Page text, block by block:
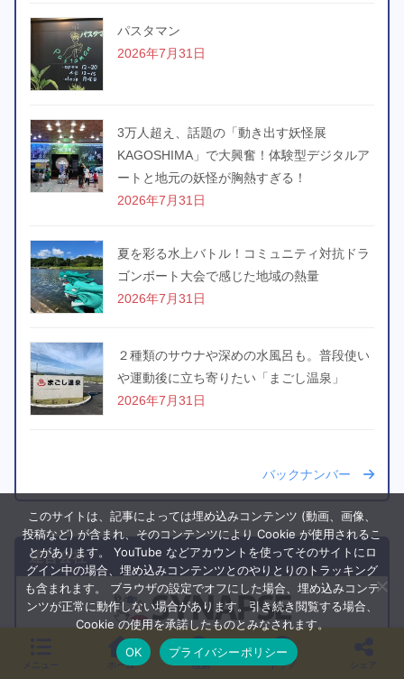
パスタマン
2026年7月31日
3万人超え、話題の「動き出す妖怪展
KAGOSHIMA」で大興奮！体験型デジタルア
ートと地元の妖怪が胸熱すぎる！
2026年7月31日
夏を彩る水上バトル！コミュニティ対抗ドラ
ゴンボート大会で感じた地域の熱量
2026年7月31日
２種類のサウナや深めの水風呂も。普段使い
や運動後に立ち寄りたい「まごし温泉」
2026年7月31日
バックナンバー
運営会社
カゴシマガジンはシナプスが運営しています
ホーム 検索 トップ
このサイトは、記事によっては埋め込みコンテンツ (動画、画像、
投稿など) が含まれ、そのコンテンツにより Cookie が使用されるこ
とがあります。 YouTube などアカウントを使ってそのサイトにロ
グイン中の場合、埋め込みコンテンツとのやりとりのトラッキング
も含まれます。 ブラウザの設定でオフにした場合、埋め込みコンテ
ンツが正常に動作しない場合があります。引き続き閲覧する場合、
Cookie の使用を承諾したものとみなされます。
OK
プライバシーポリシー